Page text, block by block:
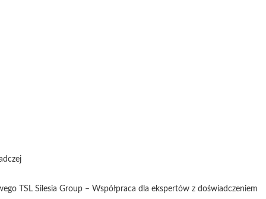
TSL Silesia Group – Współpraca dla ekspertów z doświadczeniem